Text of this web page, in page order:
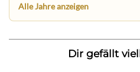
Alle Jahre anzeigen
Dir gefällt